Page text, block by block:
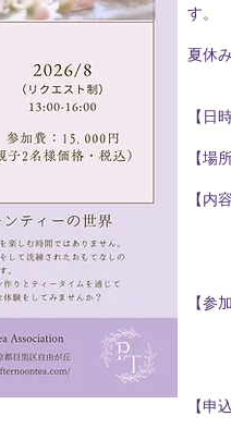
す。
夏休
【
【場
【内
【
【